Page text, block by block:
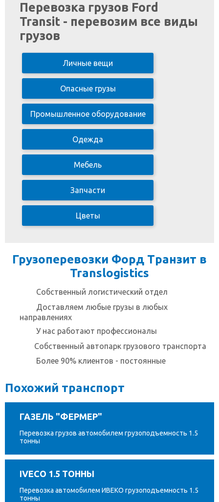
Перевозка грузов Ford
Transit - перевозим все виды
грузов
Личные вещи
Опасные грузы
Промышленное оборудование
Одежда
Мебель
Запчасти
Цветы
Грузоперевозки Форд Транзит в
Translogistics
Собственный логистический отдел
Доставляем любые грузы в любых
направлениях
У нас работают профессионалы
Собственный автопарк грузового транспорта
Более 90% клиентов - постоянные
Похожий транспорт
ГАЗЕЛЬ "ФЕРМЕР"
Перевозка грузов автомобилем грузоподъемность 1.5
тонны
IVECO 1.5 ТОННЫ
Перевозка автомобилем ИВЕКО грузоподъемность 1.5
тонны